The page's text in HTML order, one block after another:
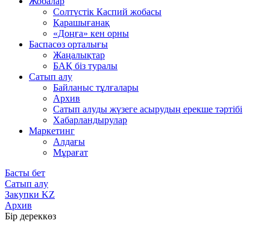
Солтүстік Каспий жобасы
Қарашығанақ
«Доңға» кен орны
Баспасөз орталығы
Жаңалықтар
БАҚ біз туралы
Сатып алу
Байланыс тұлғалары
Архив
Сатып алуды жүзеге асырудың ерекше тәртібі
Хабарландырулар
Маркетинг
Алдағы
Мұрағат
Басты бет
Сатып алу
Закупки KZ
Архив
Бір дереккөз